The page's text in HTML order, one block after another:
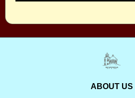
ABOUT US